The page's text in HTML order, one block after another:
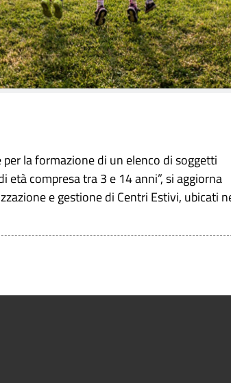
la formazione di un elenco di soggetti
compresa tra 3 e 14 anni”, si aggiorna
e gestione di Centri Estivi, ubicati